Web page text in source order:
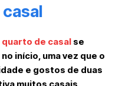
quarto de casal se
início, uma vez que o
e gostos de duas